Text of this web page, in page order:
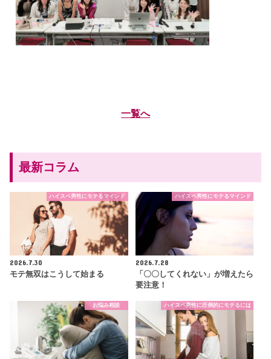
一覧へ
最新コラム
ハイスペ男性にモテるマインド
2026.7.30
モテ無双はこうして始まる
ハイスペ男性にモテるマインド
2026.7.28
「〇〇してくれない」が増えたら
要注意！
お悩み相談 ハイスペ男性に圧倒的にモテるには